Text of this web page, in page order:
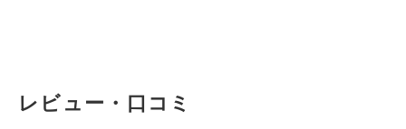
レビュー・口コミ